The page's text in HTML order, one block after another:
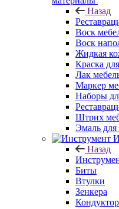
Назад
Воск
Воск
Жидкая
Краска
Лак
Маркер
Наборы
Штрих
Эмаль для
Назад
Биты
Втулки
Зенкера